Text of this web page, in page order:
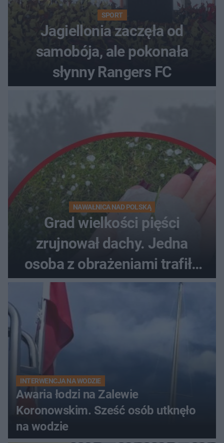
SPORT
Jagiellonia zaczęła od
samobója, ale pokonała
słynny Rangers FC
NAWAŁNICA NAD POLSKĄ
Grad wielkości pięści
zrujnował dachy. Jedna
osoba z obrażeniami trafiła
do szpitala
INTERWENCJA NA WODZIE
Awaria łodzi na Zalewie
Koronowskim. Sześć osób utknęło
na wodzie